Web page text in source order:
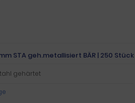
STA geh.metallisiert BÄR | 250 Stück
gehärtet